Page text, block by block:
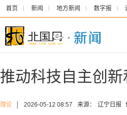
首页 新闻 地方新闻 数字报
推动科技自主创
理论 2026-05-12 08:57 来源： 辽宁日报